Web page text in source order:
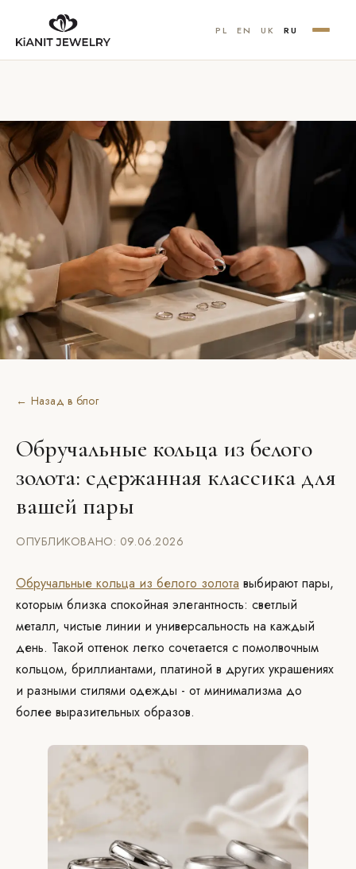
PL EN UK RU
← Назад в блог
Обручальные кольца из белого
золота: сдержанная классика для
вашей пары
ОПУБЛИКОВАНО: 09.06.2026
Обручальные кольца из белого золота выбирают пары,
которым близка спокойная элегантность: светлый
металл, чистые линии и универсальность на каждый
день. Такой оттенок легко сочетается с помолвочным
кольцом, бриллиантами, платиной в других украшениях
и разными стилями одежды - от минимализма до
более выразительных образов.